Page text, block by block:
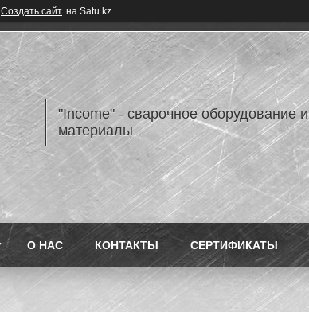
Создать сайт на Satu.kz
"Income" - сварочное оборудование и
материалы
О НАС КОНТАКТЫ СЕРТИФИКАТЫ